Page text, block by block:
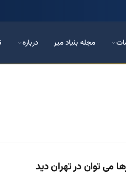
مجله بنیاد میر درباره
می توان در تهران دید